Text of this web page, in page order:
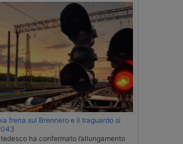
frena sul Brennero e il traguardo si
ha confermato l’allungamento